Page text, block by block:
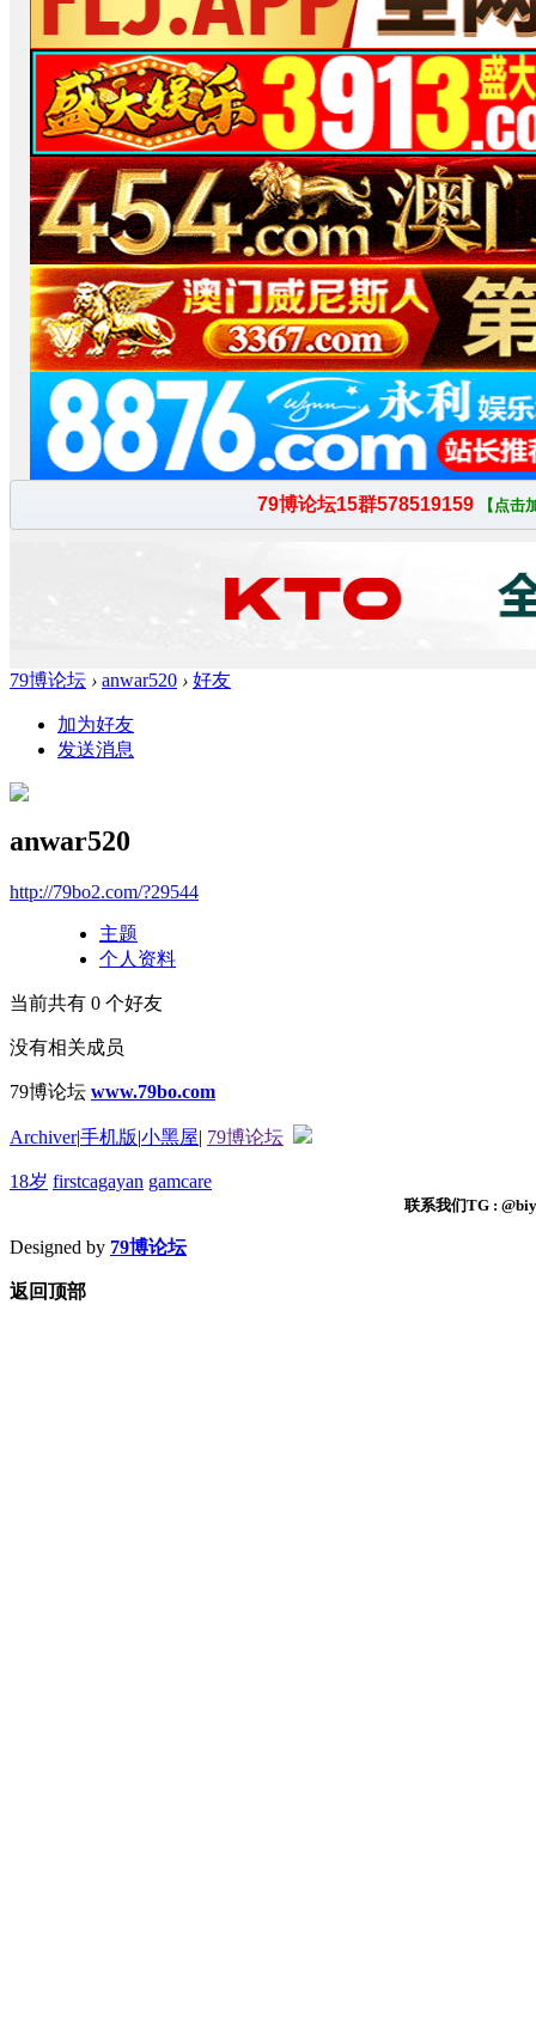
79博论坛 › anwar520 › 好友
加为好友
发送消息
anwar520
http://79bo2.com/?29544
主题
个人资料
当前共有 0 个好友
没有相关成员
79博论坛 www.79bo.com
Archiver|手机版|小黑屋| 79博论坛
18岁 firstcagayan gamcare
联系我们TG :
Designed by 79博论坛
返回顶部